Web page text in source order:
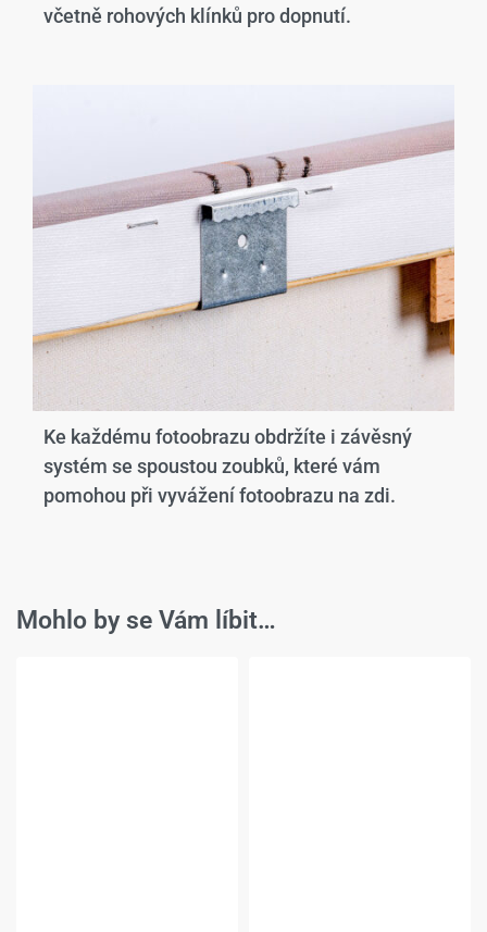
včetně rohových klínků pro dopnutí.
Ke každému fotoobrazu obdržíte i závěsný
systém se spoustou zoubků, které vám
pomohou při vyvážení fotoobrazu na zdi.
Mohlo by se Vám líbit…